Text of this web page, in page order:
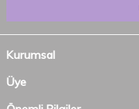
Kurumsal
Üye